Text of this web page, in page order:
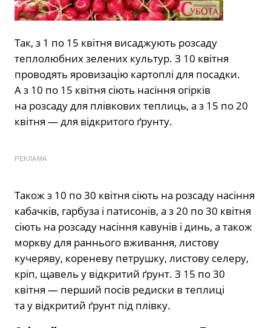
Так, з 1 по 15 квітня висаджують розсаду
теплолюбних зелених культур. З 10 квітня
проводять яровизацію картоплі для посадки.
А з 10 по 15 квітня сіють насіння огірків
на розсаду для плівкових теплиць, a з 15 по 20
квітня — для відкритого ґрунту.
РЕКЛАМА
Також з 10 по 30 квітня сіють на розсаду насіння
кабачків, гарбуза і патисонів, а з 20 по 30 квітня
сіють на розсаду насіння кавунів і динь, a також
моркву для раннього вживання, листову
кучеряву, кореневу петрушку, листову селеру,
кріп, щавель у відкритий ґрунт. З 15 по 30
квітня — перший посів редиски в теплиці
та у відкритий ґрунт під плівку.